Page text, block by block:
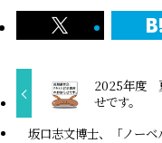
2025年度
せです。
坂口志文博士、「ノー